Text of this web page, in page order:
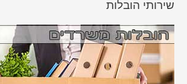
שירותי הובלות